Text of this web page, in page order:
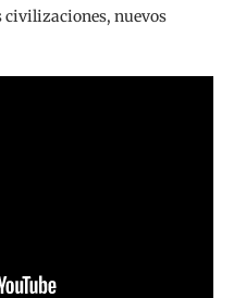
civilizaciones, nuevos